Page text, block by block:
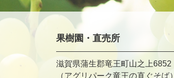
果樹園・直売所
滋賀県蒲生郡竜王町山之上6852
（アグリパーク竜王の直ぐそば）